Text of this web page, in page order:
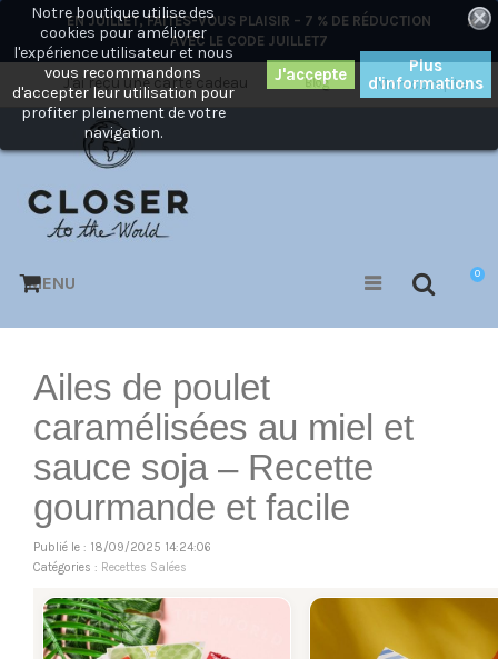
EN JUILLET, FAITES-VOUS PLAISIR – 7 % DE RÉDUCTION
AVEC LE CODE JUILLET7
×
Mon compte
Blog
J'ai reçu une carte cadeau
0
MENU
Notre boutique utilise des
cookies pour améliorer
l'expérience utilisateur et nous
vous recommandons
d'accepter leur utilisation pour
profiter pleinement de votre
navigation.
Plus
d'informations
Ailes de poulet
caramélisées au miel et
sauce soja – Recette
gourmande et facile
Publié le : 18/09/2025 14:24:06
Catégories : Recettes Salées